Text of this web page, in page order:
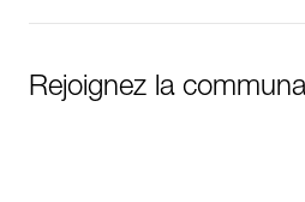
Rejoignez la